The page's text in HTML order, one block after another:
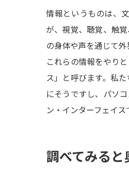
情報というものは、
が、視覚、聴覚、触
の身体や声を通じて
これらの情報をやり
ス」と呼びます。私
にそうですし、パソ
ン・インターフェイス
調べてみる